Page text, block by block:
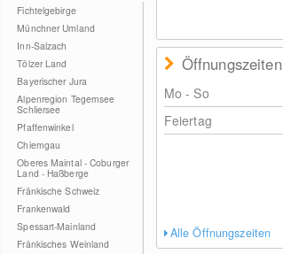
Fichtelgebirge
Münchner Umland
Inn-Salzach
Tölzer Land
Bayerischer Jura
Alpenregion Tegernsee
Schliersee
Pfaffenwinkel
Chiemgau
Oberes Maintal - Coburger
Land - Haßberge
Fränkische Schweiz
Frankenwald
Spessart-Mainland
Fränkisches Weinland
Öffnungszeiten
Mo - So
Feiertag
Alle Öffnungszeiten